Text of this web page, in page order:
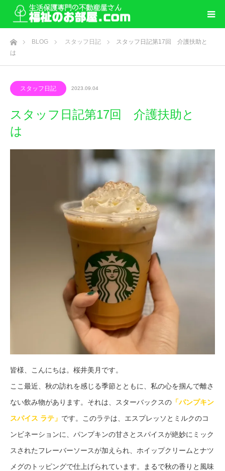
ホームBLOG スタッフ日記
スタッフ日記第17回 介護扶助と
は
スタッフ日記 2023.09.04
スタッフ日記第17回 介護扶助と
は
皆様、こんにちは。桜井美月です。
ここ最近、秋の訪れを感じる季節とともに、私の心を掴んで離さ
ない飲み物があります。それは、スターバックスの 「パンプキン
スパイス ラテ」 です。このラテは、エスプレッソとミルクのコ
ンビネーションに、パンプキンの甘さとスパイスが絶妙にミック
スされたフレーバーソースが加えられ、ホイップクリームとナツ
メグのトッピングで仕上げられています。まるで秋の香りと風味